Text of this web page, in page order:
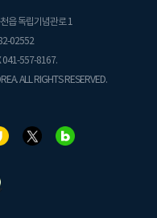
읍 독립기념관로 1
02552
041-557-8167.
ALL RIGHTS RESERVED.